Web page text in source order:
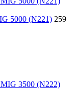
5000 (N221) 259